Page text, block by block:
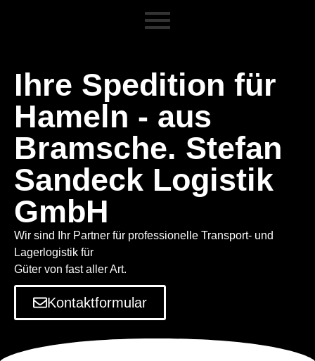
Ihre Spedition für
Hameln - aus
Bramsche. Stefan
Sandeck Logistik
GmbH
Wir sind Ihr Partner für professionelle Transport- und
Lagerlogistik für
Güter von fast aller Art.
Kontaktformular